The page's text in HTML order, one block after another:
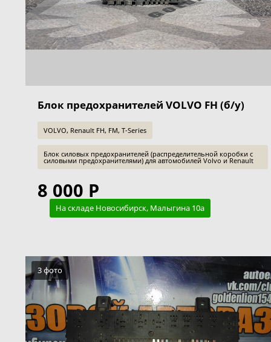
Блок предохранителей VOLVO FH (б/у)
VOLVO, Renault FH, FM, T-Series
Блок силовых предохранителей (распределительной коробки с
силовыми предохранителями) для автомобилей Volvo и Renault
8 000 Р
На складе Новосибирск, Малыгина 10а
3 фото